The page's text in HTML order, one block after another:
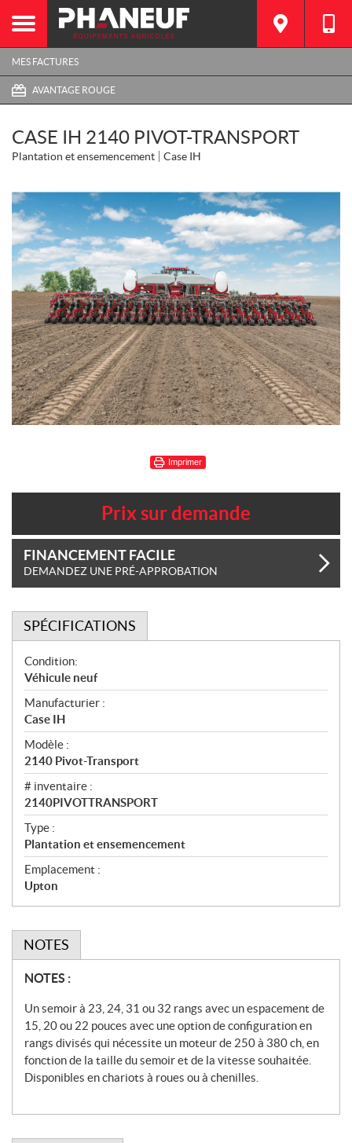
MES FACTURES
AVANTAGE ROUGE
CASE IH 2140 PIVOT-TRANSPORT
Plantation et ensemencement Case IH
Imprimer
Prix sur demande
FINANCEMENT FACILE
DEMANDEZ UNE PRÉ-APPROBATION
SPÉCIFICATIONS
S
p
é
c
i
f
i
c
a
t
i
o
n
s
Condition:
Véhicule neuf
Manufacturier :
Case IH
Modèle :
2140 Pivot-Transport
# inventaire :
2140PIVOTTRANSPORT
Type :
Plantation et ensemencement
Emplacement :
Upton
NOTES
N
t
e
s
NOTES :
Un semoir à 23, 24, 31 ou 32 rangs avec un espacement de
15, 20 ou 22 pouces avec une option de configuration en
rangs divisés qui nécessite un moteur de 250 à 380 ch, en
fonction de la taille du semoir et de la vitesse souhaitée.
Disponibles en chariots à roues ou à chenilles.